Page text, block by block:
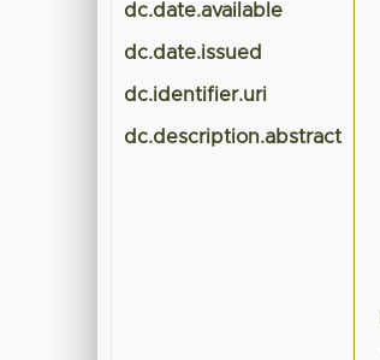
dc.date.available
dc.date.issued
dc.identifier.uri
dc.description.abstract